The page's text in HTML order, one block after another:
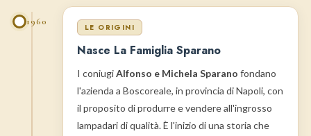
1960
LE ORIGINI
Nasce La Famiglia Sparano
I coniugiAlfonso e Michela Sparano fondano
l'azienda a Boscoreale, in provincia di Napoli, con
il proposito di produrre e vendere all'ingrosso
lampadari di qualità. È l'inizio di una storia che